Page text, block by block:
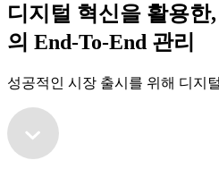
디지털 혁신을 활용
의 End-To-End 관리
성공적인 시장 출시를 위해 디지